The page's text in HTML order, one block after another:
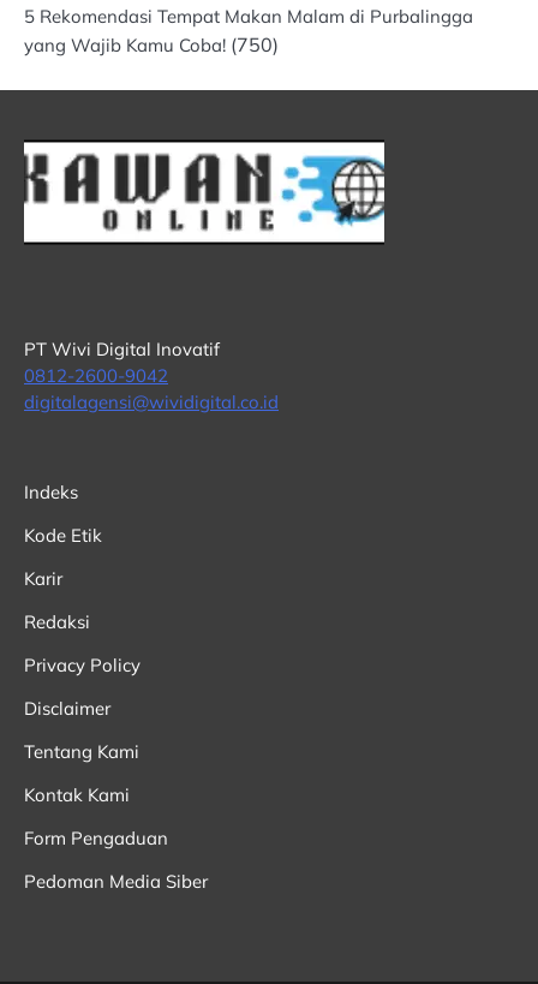
5 Rekomendasi Tempat Makan Malam di Purbalingga
yang Wajib Kamu Coba! (750)
PT Wivi Digital Inovatif
0812-2600-9042
digitalagensi@wividigital.co.id
Indeks
Kode Etik
Karir
Redaksi
Privacy Policy
Disclaimer
Tentang Kami
Kontak Kami
Form Pengaduan
Pedoman Media Siber